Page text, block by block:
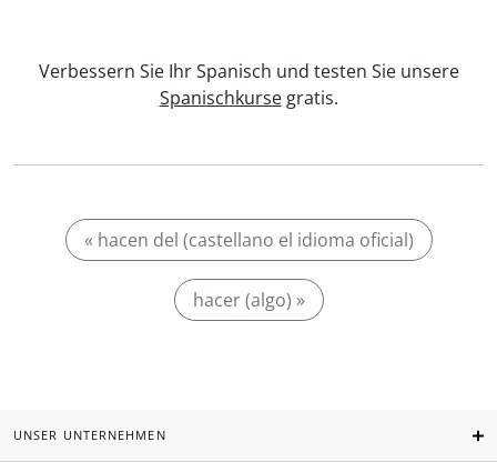
Verbessern Sie Ihr Spanisch und testen Sie unsere
Spanischkursegratis.
« hacen del (castellano el idioma oficial)
hacer (algo) »
UNSER UNTERNEHMEN